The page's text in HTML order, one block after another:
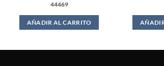
44469
AÑADIR AL CARRITO